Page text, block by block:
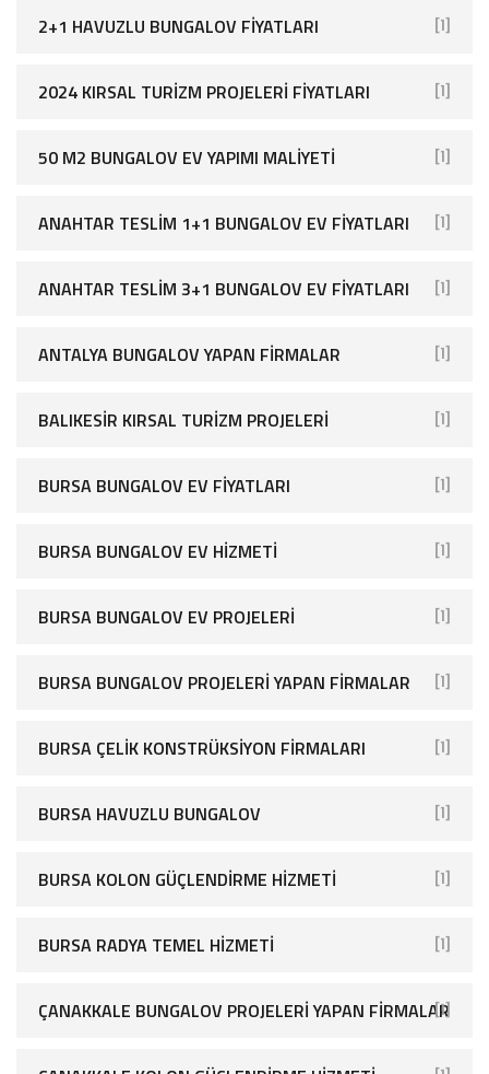
2+1 HAVUZLU BUNGALOV FIYATLARI [1]
2024 KIRSAL TURIZM PROJELERI FIYATLARI [1]
50 M2 BUNGALOV EV YAPIMI MALIYETI [1]
ANAHTAR TESLIM 1+1 BUNGALOV EV FIYATLARI [1]
ANAHTAR TESLIM 3+1 BUNGALOV EV FIYATLARI [1]
ANTALYA BUNGALOV YAPAN FIRMALAR [1]
BALIKESIR KIRSAL TURIZM PROJELERI [1]
BURSA BUNGALOV EV FIYATLARI [1]
BURSA BUNGALOV EV HIZMETI [1]
BURSA BUNGALOV EV PROJELERI [1]
BURSA BUNGALOV PROJELERI YAPAN FIRMALAR [1]
BURSA ÇELIK KONSTRÜKSIYON FIRMALARI [1]
BURSA HAVUZLU BUNGALOV [1]
BURSA KOLON GÜÇLENDIRME HIZMETI [1]
BURSA RADYA TEMEL HIZMETI [1]
ÇANAKKALE BUNGALOV PROJELERI YAPAN FIRMALAR
[1]